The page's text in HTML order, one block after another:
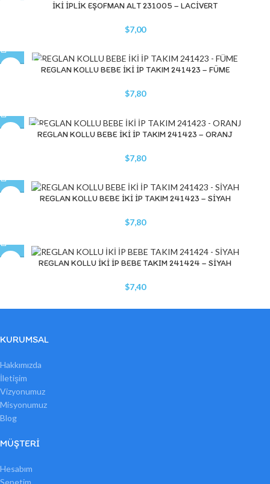
İKİ İPLİK EŞOFMAN ALT 231005 – LACİVERT
$7,00
REGLAN KOLLU BEBE İKİ İP TAKIM 241423 – FÜME
$7,80
STOK YOKREGLAN KOLLU BEBE İKİ İP TAKIM 241423 – ORANJ
$7,80
REGLAN KOLLU BEBE İKİ İP TAKIM 241423 – SİYAH
$7,80
REGLAN KOLLU İKİ İP BEBE TAKIM 241424 – SİYAH
$7,40
KURUMSAL
Hakkımızda
İletişim
Vizyonumuz
Misyonumuz
Blog
MÜŞTERI
Hesabım
Sepetim